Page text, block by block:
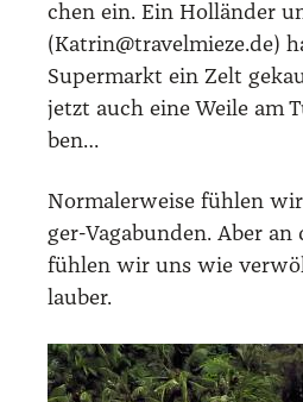
chen ein. Ein Hol­län­der
(Katrin@travelmieze.de)
Super­markt ein Zelt
jetzt auch eine Wei­le am
ben…
Nor­ma­ler­wei­se füh­len
ger-Vaga­bun­den. Aber an
füh­len wir uns wie
lau­ber.